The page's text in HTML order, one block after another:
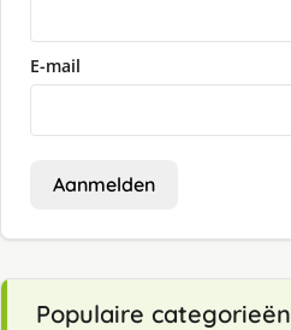
E-mail
Aanmelden
Populaire categorieën